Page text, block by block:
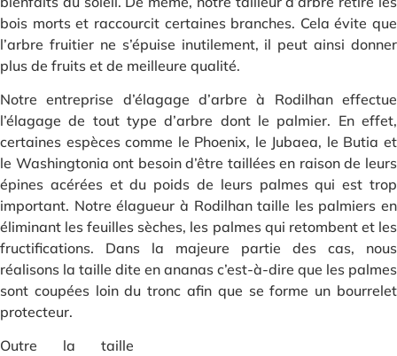
bois morts et raccourcit certaines branches. Cela évite que
l’arbre fruitier ne s’épuise inutilement, il peut ainsi donner
plus de fruits et de meilleure qualité.
Notre entreprise d’élagage d’arbre à Rodilhan effectue
l’élagage de tout type d’arbre dont le palmier. En effet,
certaines espèces comme le Phoenix, le Jubaea, le Butia et
le Washingtonia ont besoin d’être taillées en raison de leurs
épines acérées et du poids de leurs palmes qui est trop
important. Notre élagueur à Rodilhan taille les palmiers en
éliminant les feuilles sèches, les palmes qui retombent et les
fructifications. Dans la majeure partie des cas, nous
réalisons la taille dite en ananas c’est-à-dire que les palmes
sont coupées loin du tronc afin que se forme un bourrelet
protecteur.
Outre la taille